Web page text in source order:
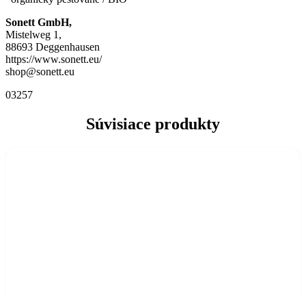
Sonett GmbH,
Mistelweg 1,
88693 Deggenhausen
https://www.sonett.eu/
shop@sonett.eu
03257
Súvisiace produkty